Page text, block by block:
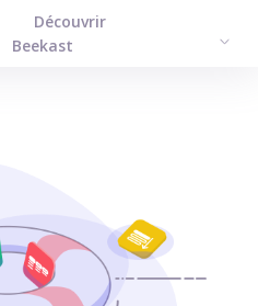
Découvrir
Beekast